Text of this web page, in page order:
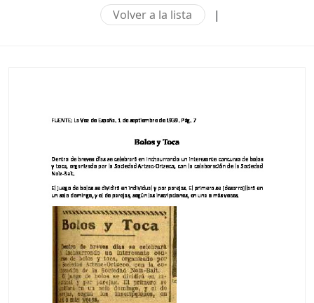
Volver a la lista |